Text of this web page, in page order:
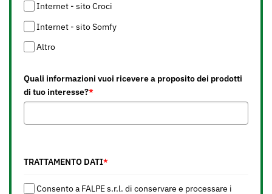
Internet - sito Croci
Internet - sito Somfy
Altro
Quali informazioni vuoi ricevere a proposito dei prodotti
di tuo interesse?*
TRATTAMENTO DATI*
Consento a FALPE s.r.l. di conservare e processare i